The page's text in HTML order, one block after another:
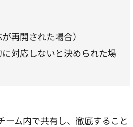
再開された場合）
に対応しないと決められた場
ーム内で共有し、徹底すること